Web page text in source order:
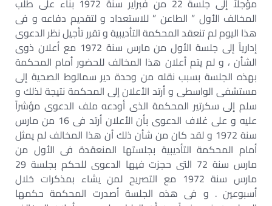
مؤجلاً إلى جلسة 22 من فبراير سنة 1972 بناء على طلب
المخالف الأول ” الطاعن ” للاستعداد و لتقديم دفاعه و فى
هذا اليوم لم تنعقد المحكمة التأديبية و تقرر تأجيل نظر الدعوى
إدارياً إلى جلسة الأول من مارس سنة 1972 مع أعلان ذوى
الشأن ، و لم يتم أعلان هذا المخالف للحضور أمام المحكمة
بهذه الجلسة بسبب نقله من وحدة دير سمالوط الصحية إلى
مستشفى الواسطى و أرتد الأعلان إلى المحكمة نتيجة لذلك و
سلم إلى سكرتير المحكمة الذى أودعه ملف الدعوى مؤشراً
عليه و على غلاف الدعوى بأن الأعلان أرتد فى 16 من مارس
سنة 1972 و لقد كان من شأن ذلك أن هذا المخالف لم يمثل
أمام المحكمة التأديبية بجلستها المنعقدة فى الأول من
مارس سنة 72 التى حجزت فيها الدعوى للحكم بجلسة 29
مارس سنة 1972 مع التصريح لمن يشاء بمذكرات خلال
أسبوعين . و فى هذه الجلسة أصدرت المحكمة حكمها